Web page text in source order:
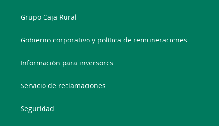
Grupo Caja Rural
Gobierno corporativo y política de remuneraciones
Información para inversores
Servicio de reclamaciones
Seguridad